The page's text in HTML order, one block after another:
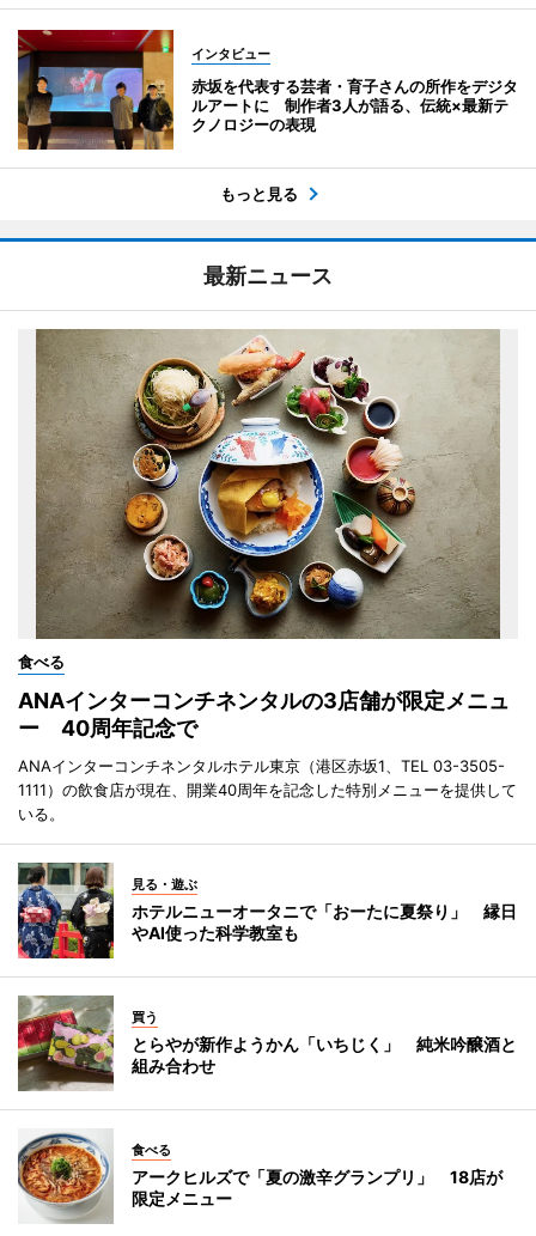
インタビュー
赤坂を代表する芸者・育子さんの所作をデジタ
ルアートに 制作者3人が語る、伝統×最新テ
クノロジーの表現
もっと見る
最新ニュース
食べる
ANAインターコンチネンタルの3店舗が限定メニュ
ー 40周年記念で
ANAインターコンチネンタルホテル東京（港区赤坂1、TEL 03-3505-
1111）の飲食店が現在、開業40周年を記念した特別メニューを提供して
いる。
見る・遊ぶ
ホテルニューオータニで「おーたに夏祭り」 縁日
やAI使った科学教室も
買う
とらやが新作ようかん「いちじく」 純米吟醸酒と
組み合わせ
食べる
アークヒルズで「夏の激辛グランプリ」 18店が
限定メニュー